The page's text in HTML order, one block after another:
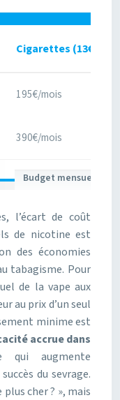
Budget mensuel
Cigarettes (13€/
195€/mois
390€/mois
l’écart de coût
de nicotine est
des économies
tabagisme. Pour
de la vape aux
au prix d’un seul
minime est
accrue dans
qui augmente
du sevrage.
cher ? », mais